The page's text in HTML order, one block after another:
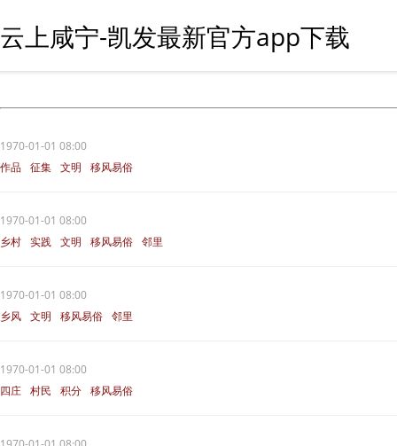
云上咸宁-凯发最新官方app下载
1970-01-01 08:00
作品 征集 文明
移风易俗
1970-01-01 08:00
乡村 实践 文明 移风易俗 邻里
1970-01-01 08:00
乡风 文明 移风易俗 邻里
1970-01-01 08:00
四庄 村民 积分 移风易俗